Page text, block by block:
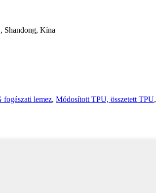
Shandong, Kína
fogászati ​​lemez, Módosított TPU, összetett TPU,